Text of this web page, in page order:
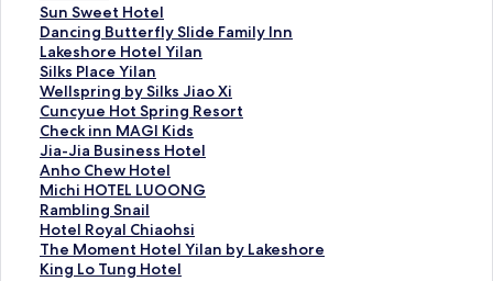
連
結
r
d
e
n
B
&
B
的
連
結
e
d
&
B
r
e
a
k
f
a
s
t
的
連
o
u
r
S
e
a
s
o
n
V
i
l
l
a
o
t
e
l
的
連
結
H
o
t
e
l
的
連
結
h
o
r
e
H
o
t
e
l
S
u
a
o
的
k
i
n
n
H
i
v
e
的
連
結
a
l
a
n
H
o
t
e
l
的
連
結
u
w
u
H
o
t
e
l
的
連
結
r
t
c
h
I
n
n
的
連
結
Sun Sweet Hotel
S
u
n
S
w
e
e
t
H
o
t
e
l
的
Dancing Butterfly Slide Family Inn
D
a
n
c
i
n
g
B
u
t
t
e
r
Lakeshore Hotel Yilan
L
a
k
e
s
h
o
r
e
H
o
t
Silks Place Yilan
S
i
l
k
s
P
l
a
c
e
Y
Wellspring by Silks Jiao Xi
W
e
l
l
s
p
r
i
n
g
Cuncyue Hot Spring Resort
C
u
n
c
y
u
e
H
o
Check inn MAGI Kids
C
h
e
c
k
i
n
n
Jia-Jia Business Hotel
J
i
a
-
J
i
a
Anho Chew Hotel
A
n
h
o
C
h
Michi HOTEL LUOONG
M
i
c
h
i
Rambling Snail
R
a
m
b
Hotel Royal Chiaohsi
H
o
t
The Moment Hotel Yilan by Lakeshore
T
h
King Lo Tung Hotel
K